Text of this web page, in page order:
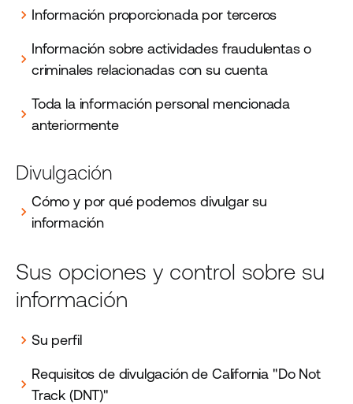
chevron_right Información proporcionada por terceros
chevron_right
Información sobre actividades fraudulentas o
criminales relacionadas con su cuenta
chevron_right
Toda la información personal mencionada
anteriormente
Divulgación
chevron_right
Cómo y por qué podemos divulgar su
información
Sus opciones y control sobre su
información
chevron_right Su perfil
chevron_right
Requisitos de divulgación de California "Do Not
Track (DNT)"